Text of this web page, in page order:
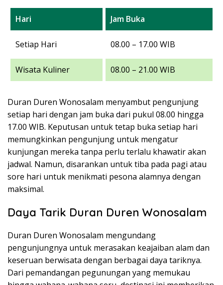
Hari Jam Buka
Setiap Hari 08.00 – 17.00 WIB
Wisata Kuliner 08.00 – 21.00 WIB
Duran Duren Wonosalam menyambut pengunjung
setiap hari dengan jam buka dari pukul 08.00 hingga
17.00 WIB. Keputusan untuk tetap buka setiap hari
memungkinkan pengunjung untuk mengatur
kunjungan mereka tanpa perlu terlalu khawatir akan
jadwal. Namun, disarankan untuk tiba pada pagi atau
sore hari untuk menikmati pesona alamnya dengan
maksimal.
Daya Tarik Duran Duren Wonosalam
Duran Duren Wonosalam mengundang
pengunjungnya untuk merasakan keajaiban alam dan
keseruan berwisata dengan berbagai daya tariknya.
Dari pemandangan pegunungan yang memukau